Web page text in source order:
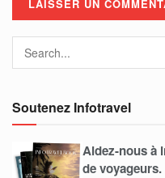
Soutenez Infotravel
Aidez-nous à
de voyageurs.